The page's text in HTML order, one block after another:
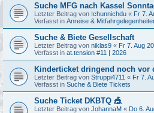
Suche MFG nach Kassel
Letzter Beitrag von Ichunnichdu « Fr 7.
Verfasst in Anreise &
Suche & Biete Gesellschaft
Letzter Beitrag von niklas9 « Fr 7. Aug
Verfasst in at.tension #11 | 2026
Kinderticket dringend noch vor
Letzter Beitrag von Struppi4711 « Fr 7.
Verfasst in Suche & Biete Tickets
Suche Ticket DKBTQ 🎪
Letzter Beitrag von JohannaM « Do 6.